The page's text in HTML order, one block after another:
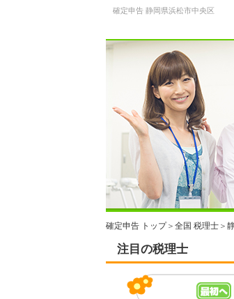
確定申告 静岡県浜松市中央区
確定申告 トップ＞ 全国 税理士 ＞
注目の税理士